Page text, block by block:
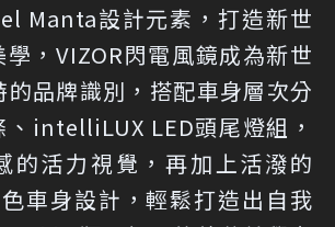
Manta設計元素，打造新世
，VIZOR閃電風鏡成為新世
品牌識別，搭配車身層次分
、intelliLUX LED頭尾燈組，
的活力視覺，再加上活潑的
車身設計，輕鬆打造出自我